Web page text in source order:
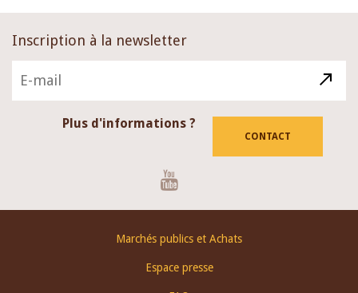
Inscription à la newsletter
Plus d'informations ?
CONTACT
Marchés publics et Achats
Espace presse